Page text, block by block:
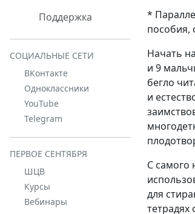
Поддержка
СОЦИАЛЬНЫЕ СЕТИ
ВКонтакте
Одноклассники
YouTube
Telegram
ПЕРВОЕ СЕНТЯБРЯ
ШЦВ
Курсы
Вебинары
*
пособия,
Начать
и 9
бегло
и
С самого
для